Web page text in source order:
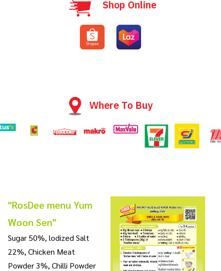
Shop Online
Where To Buy
"RosDee menu Yum
Woon Sen"
Sugar 50%, lodized Salt
22%, Chicken Meat
Powder 3%, Chilli Powder